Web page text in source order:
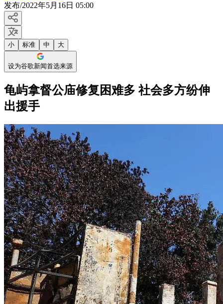
发布/2022年5月16日 05:00
小 标准 中 大
设为谷歌新闻首选来源
龟屿拿督公庙修复困难多 社会多方纷伸
出援手